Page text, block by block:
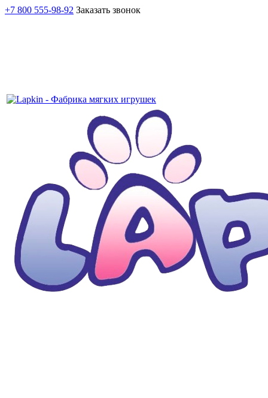
+7 800 555-98-92 Заказать звонок